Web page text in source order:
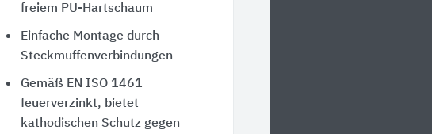
freiem PU-Hartschaum
Einfache Montage durch
Steckmuffenverbindungen
Gemäß EN ISO 1461
feuerverzinkt, bietet
kathodischen Schutz gegen